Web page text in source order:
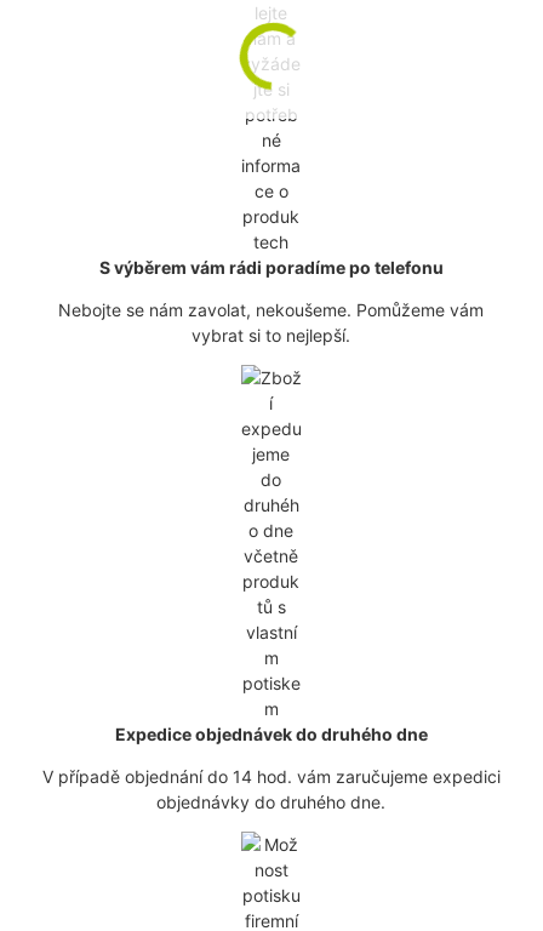
S výběrem vám rádi poradíme po telefonu
Nebojte se nám zavolat, nekoušeme. Pomůžeme vám
vybrat si to nejlepší.
Expedice objednávek do druhého dne
V případě objednání do 14 hod. vám zaručujeme expedici
objednávky do druhého dne.